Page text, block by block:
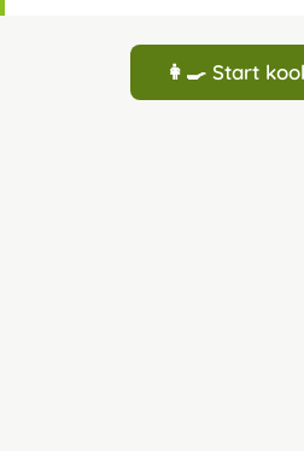
👩‍🍳 Start